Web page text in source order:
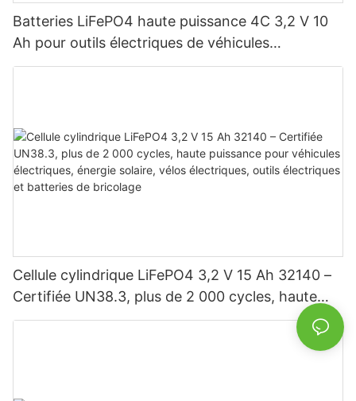
Batteries LiFePO4 haute puissance 4C 3,2 V 10
Ah pour outils électriques de véhicules
électriques
Cellule cylindrique LiFePO4 3,2 V 15 Ah 32140 –
Certifiée UN38.3, plus de 2 000 cycles, haute
puissance pour véhicules électriques, énergie
solaire, vélos électriques, outils électriques et